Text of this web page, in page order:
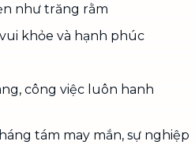
như trăng rằm
khỏe và hạnh phúc
công việc luôn hanh
tám may mắn, sự nghiệp